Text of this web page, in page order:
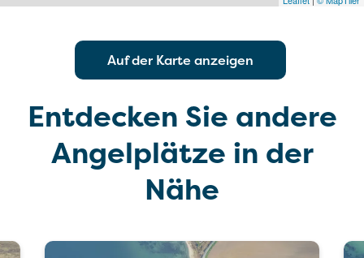
Auf der Karte anzeigen
Entdecken Sie andere
Angelplätze in der
Nähe